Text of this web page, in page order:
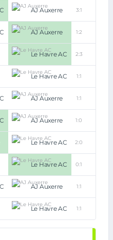
AJ Auxerre 3:1
AJ Auxerre 1:2
Le Havre AC 2:3
Le Havre AC 1:1
AJ Auxerre 1:1
AJ Auxerre 1:0
Le Havre AC 2:0
Le Havre AC 0:1
AJ Auxerre 1:1
Le Havre AC 1:1